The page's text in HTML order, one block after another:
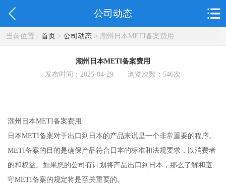
公司动态
当前位置： 首页> 公司动态> 潮州日本METI备案费用
潮州日本METI备案费用
发布时间：2025-04-29 浏览次数： 546次
潮州日本METI备案费用
日本METI备案对于出口到日本的产品来说是一个非常重要的程序。
METI备案的目的是确保产品符合日本的标准和法规要求，以消费者
的和权益。如果您的公司有计划将产品出口到日本，那么了解和遵
守METI备案的规定将是至关重要的。